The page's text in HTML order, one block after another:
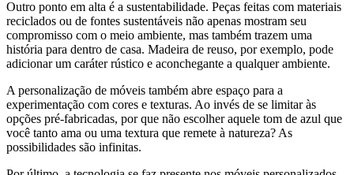
Outro ponto em alta é a sustentabilidade. Peças feitas com materiais
reciclados ou de fontes sustentáveis não apenas mostram seu
compromisso com o meio ambiente, mas também trazem uma
história para dentro de casa. Madeira de reuso, por exemplo, pode
adicionar um caráter rústico e aconchegante a qualquer ambiente.
A personalização de móveis também abre espaço para a
experimentação com cores e texturas. Ao invés de se limitar às
opções pré-fabricadas, por que não escolher aquele tom de azul que
você tanto ama ou uma textura que remete à natureza? As
possibilidades são infinitas.